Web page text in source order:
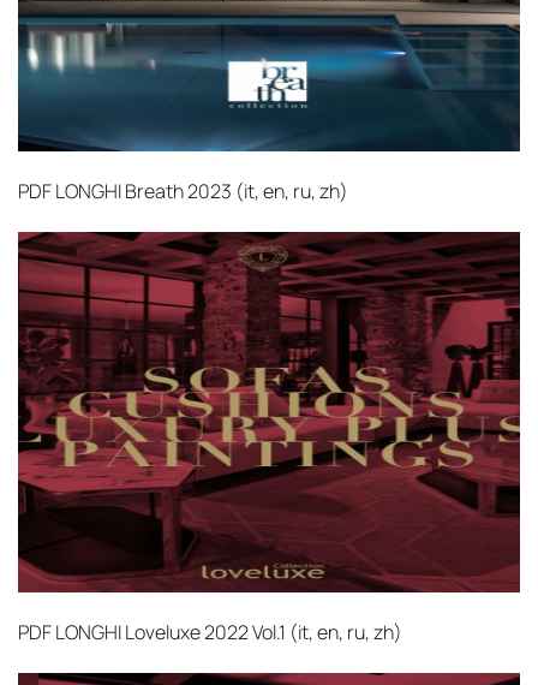
PDFLONGHI Breath 2023 (it, en, ru, zh)‎
PDFLONGHI Loveluxe 2022 Vol.1 (it, en, ru, zh)‎